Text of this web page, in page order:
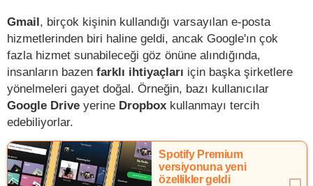
Gmail, birçok kişinin kullandığı varsayılan e-posta
hizmetlerinden biri haline geldi, ancak Google'ın çok
fazla hizmet sunabileceği göz önüne alındığında,
insanların bazen farklı ihtiyaçları için başka şirketlere
yönelmeleri gayet doğal. Örneğin, bazı kullanıcılar
Google Drive yerine Dropbox kullanmayı tercih
edebiliyorlar.
Spotify Premium
versiyonuna yeni
özellikler geldi